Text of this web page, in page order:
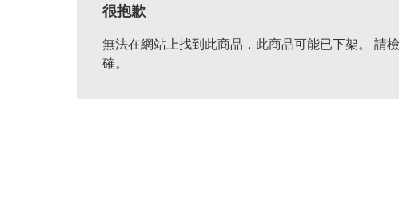
很抱歉
無法在網站上找到此商品，此商品可能已下架。 請
確。